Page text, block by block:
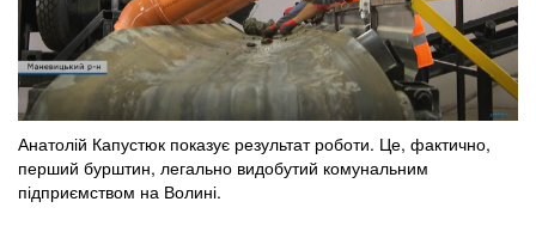
Анатолій Капустюк показує результат роботи. Це, фактично,
перший бурштин, легально видобутий комунальним
підприємством на Волині.